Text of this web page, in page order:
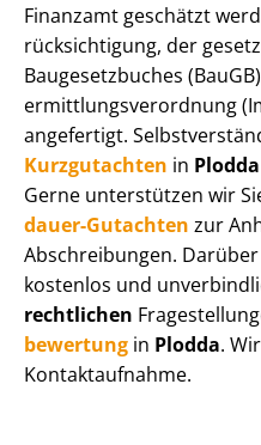
Finanzamt geschätzt
rück­sich­ti­gung, der
Baugesetzbuches
ermitt­lungs­ver­ord­nung
angefertigt.
Kurzgutachten in Plodda
Gerne unterstützen wir
dau­er-Gutachten zur
Abschreibungen.
kostenlos und
rechtlichen
be­wer­tung in Plodda.
Kontaktaufnahme.